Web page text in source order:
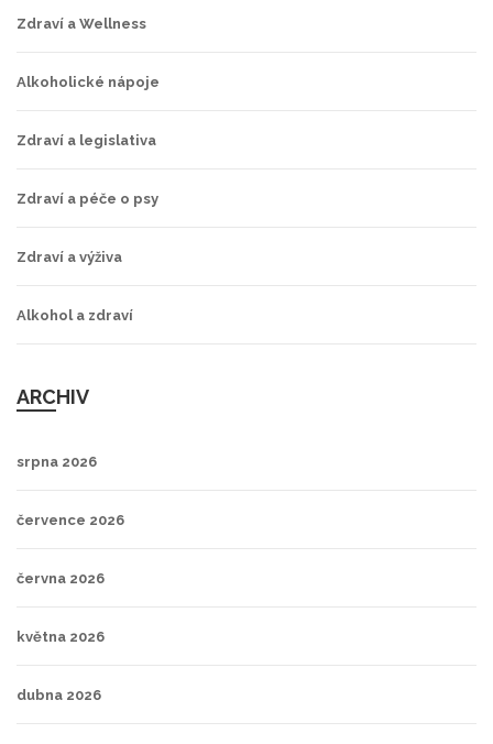
Zdraví a Wellness
Alkoholické nápoje
Zdraví a legislativa
Zdraví a péče o psy
Zdraví a výživa
Alkohol a zdraví
ARCHIV
srpna 2026
července 2026
června 2026
května 2026
dubna 2026